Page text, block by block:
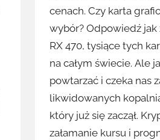
cenach. Czy karta
wybór? Odpowiedź jak
RX 470, tysiące tych
na całym świecie. Ale
powtarzać i czeka nas
likwidowanych
który już się zaczął.
załamanie kursu i